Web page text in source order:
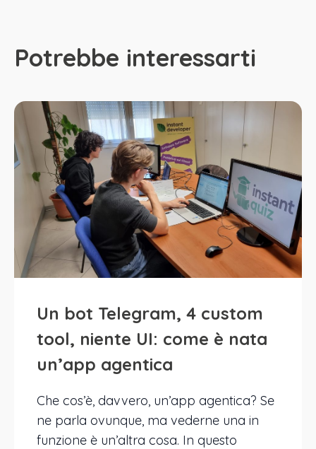
Potrebbe interessarti
Un bot Telegram, 4 custom
tool, niente UI: come è nata
un’app agentica
Che cos’è, davvero, un’app agentica? Se
ne parla ovunque, ma vederne una in
funzione è un’altra cosa. In questo